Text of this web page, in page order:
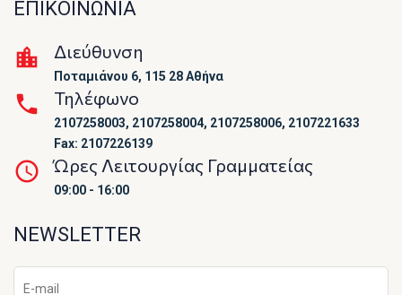
ΕΠΙΚΟΙΝΩΝΙΑ
Διεύθυνση
Ποταμιάνου 6, 115 28 Αθήνα
Τηλέφωνο
2107258003, 2107258004, 2107258006, 2107221633
Fax: 2107226139
Ώρες Λειτουργίας Γραμματείας
09:00 - 16:00
NEWSLETTER